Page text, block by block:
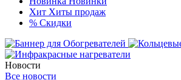
Хит Хиты продаж
% Скидки
Новости
Все новости